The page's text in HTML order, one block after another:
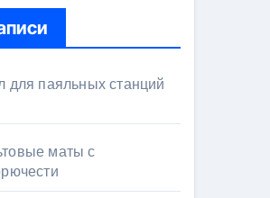
паяльных станций
маты с